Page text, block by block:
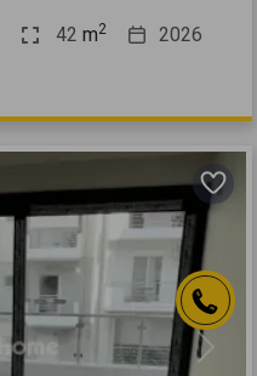
42 m2 2026
Next